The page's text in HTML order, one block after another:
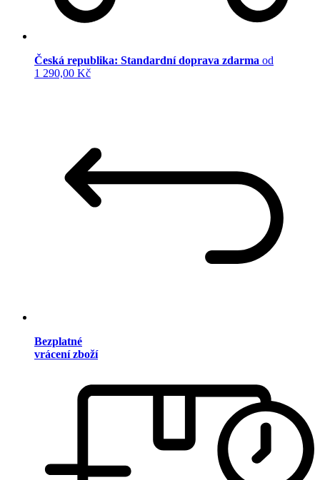
Česká republika: Standardní doprava zdarma od
1 290,00 Kč
Bezplatné
vrácení zboží